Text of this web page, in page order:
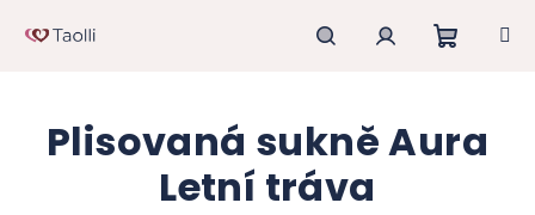
košík
Plisovaná sukně Aura
Letní tráva